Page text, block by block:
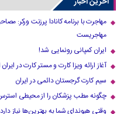
مهاجرت با برنامه کانادا پرزنت ورکر:
مهاجریست
ایران کمپانی رونمایی شد!
آغاز ارائه ویزا کارت و مستر کارت در ایران از
سیم کارت گرجستان دائمی در ایران
چگونه مطب پزشکان را از محیطی
وقتی هیوندای شما به بهترین‌ها نیاز